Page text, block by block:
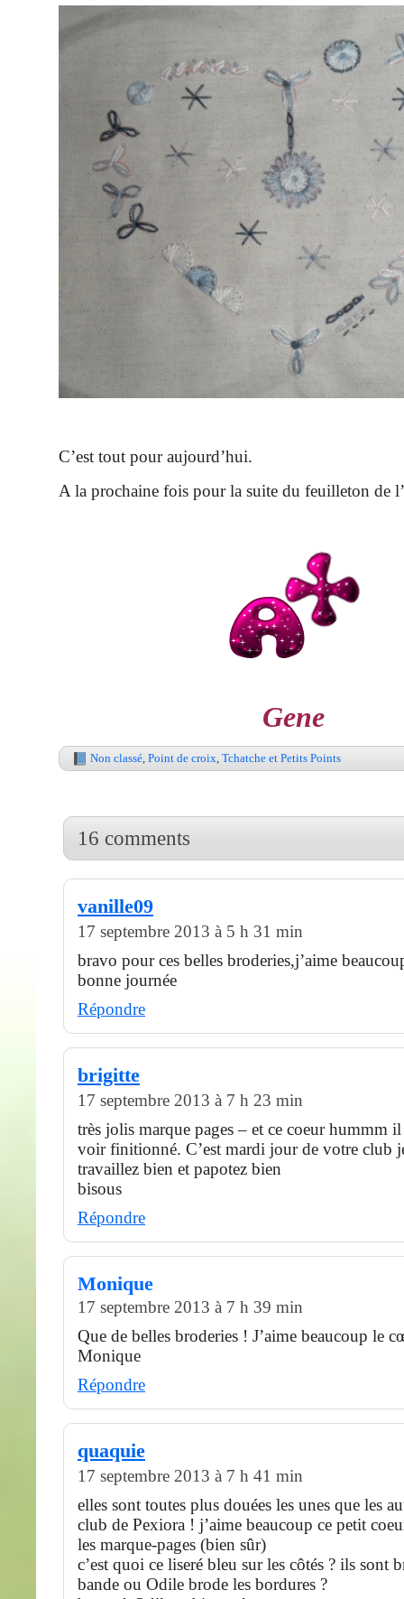
C’est tout pour aujourd’hui.
A la prochaine fois pour la suite du feuilleton de
Gene
Non classé, Point de croix, Tchatche et Petits Points
16 comments
vanille09
17 septembre 2013 à 5 h 31 min
bravo pour ces belles broderies,j’aime
bonne journée
Répondre
brigitte
17 septembre 2013 à 7 h 23 min
très jolis marque pages – et ce coeur hummm
voir finitionné. C’est mardi jour de votre club
travaillez bien et papotez bien
bisous
Répondre
Monique
17 septembre 2013 à 7 h 39 min
Que de belles broderies ! J’aime beaucoup le
Monique
Répondre
quaquie
17 septembre 2013 à 7 h 41 min
elles sont toutes plus douées les unes que les
club de Pexiora ! j’aime beaucoup ce petit
les marque-pages (bien sûr)
c’est quoi ce liseré bleu sur les côtés ? ils sont
bande ou Odile brode les bordures ?